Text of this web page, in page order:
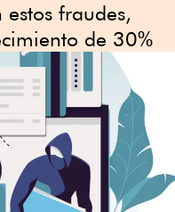
fraudes,
de 30%